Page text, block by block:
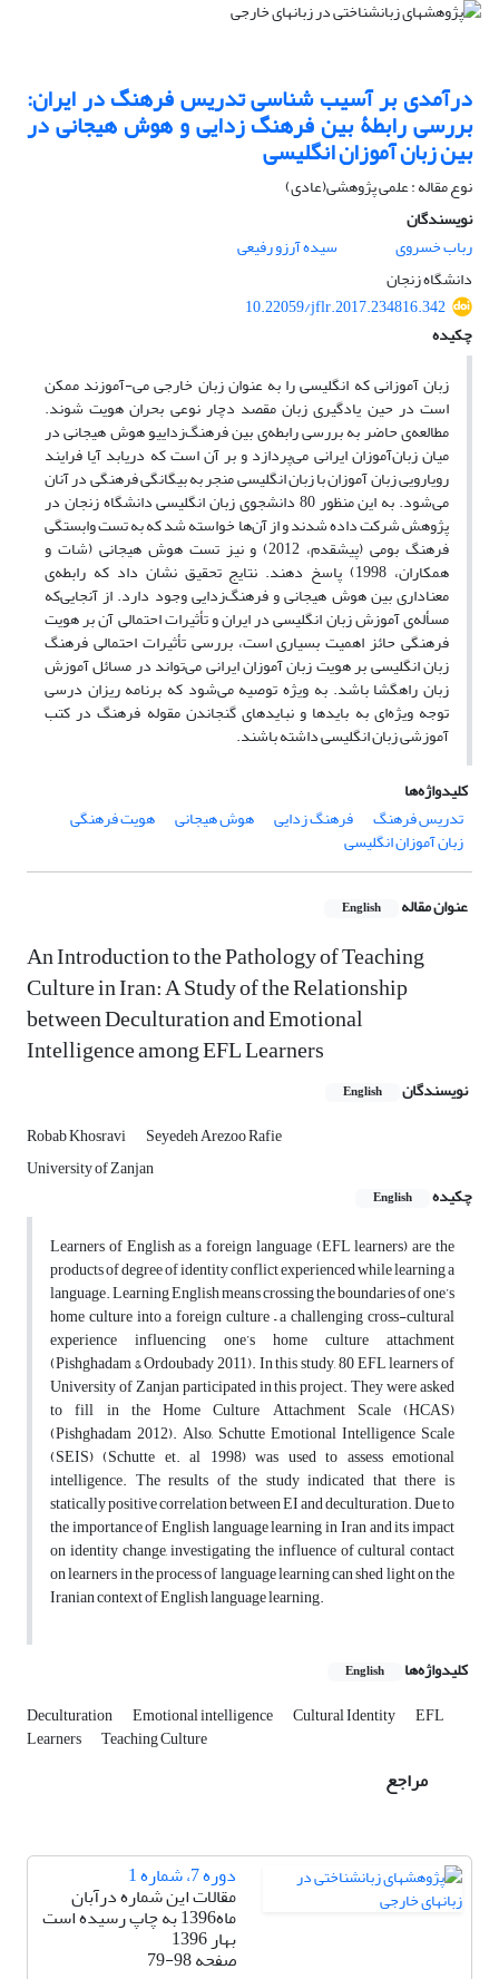
درآمدی بر آسیب شناسی تدریس فرهنگ در ایران:
بررسی رابطۀ بین فرهنگ زدایی و هوش هیجانی در
بین زبان آموزان انگلیسی
نوع مقاله : علمی پژوهشی(عادی)
نویسندگان
رباب خسروی
سیده آرزو رفیعی
دانشگاه زنجان
10.22059/jflr.2017.234816.342
چکیده
زبان آموزانی که انگلیسی را به عنوان زبان خارجی می-آموزند ممکن
است در حین یادگیری زبان مقصد دچار نوعی بحران هویت شوند.
مطالعه‌ی حاضر به بررسی رابطه‌ی بین فرهنگ‌زداییو هوش هیجانی در
میان زبان‌آموزان ایرانی می‌پردازد و بر آن است که دریابد آیا فرایند
رویارویی زبان آموزان با زبان انگلیسی منجر به بیگانگی فرهنگی در آنان
می‌شود. به این منظور 80 دانشجوی زبان انگلیسی دانشگاه زنجان در
پژوهش شرکت داده شدند و از آن‌ها خواسته شد که به تست وابستگی
فرهنگ بومی (پیشقدم، 2012) و نیز تست هوش هیجانی (شات و
همکاران، 1998) پاسخ دهند. نتایج تحقیق نشان داد که رابطه‌ی
معناداری بین هوش هیجانی و فرهنگ‌زدایی وجود دارد. از آنجایی‌که
مسأله‌ی آموزش زبان انگلیسی در ایران و تأثیرات احتمالی آن بر هویت
فرهنگی حائز اهمیت بسیاری است، بررسی تأثیرات احتمالی فرهنگ
زبان انگلیسی بر هویت زبان آموزان ایرانی می‌تواند در مسائل آموزش
زبان راهگشا باشد. به ویژه توصیه می‌شود که برنامه ریزان درسی
توجه ویژه‌ای به بایدها و نبایدهای گنجاندن مقوله فرهنگ در کتب
آموزشی زبان انگلیسی داشته باشند.
کلیدواژه‌ها
تدریس فرهنگ
فرهنگ زدایی هوش هیجانی هویت فرهنگی
زبان آموزان انگلیسی
عنوان مقاله English
An Introduction to the Pathology of Teaching
Culture in Iran: A Study of the Relationship
between Deculturation and Emotional
Intelligence among EFL Learners
نویسندگان English
Robab Khosravi
Seyedeh Arezoo Rafie
University of Zanjan
چکیده
English
Learners of English as a foreign language (EFL learners) are the
products of degree of identity conflict experienced while learning a
language. Learning English means crossing the boundaries of one’s
home culture into a foreign culture – a challenging cross-cultural
experience influencing one’s home culture attachment
(Pishghadam & Ordoubady 2011). In this study, 80 EFL learners of
University of Zanjan participated in this project. They were asked
to fill in the Home Culture Attachment Scale (HCAS)
(Pishghadam 2012). Also, Schutte Emotional Intelligence Scale
(SEIS) (Schutte et. al 1998) was used to assess emotional
intelligence. The results of the study indicated that there is
statically positive correlation between EI and deculturation. Due to
the importance of English language learning in Iran and its impact
on identity change, investigating the influence of cultural contact
on learners in the process of language learning can shed light on the
Iranian context of English language learning.
کلیدواژه‌ها English
Deculturation Emotional intelligence Cultural Identity EFL
Learners Teaching Culture
مراجع
دوره 7، شماره 1
مقالات این شماره درآبان
ماه1396 به چاپ رسیده است
بهار 1396
صفحه79-98